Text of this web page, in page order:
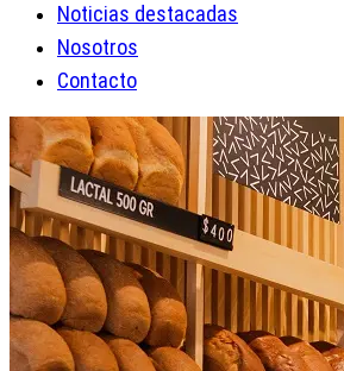
Noticias destacadas
Nosotros
Contacto